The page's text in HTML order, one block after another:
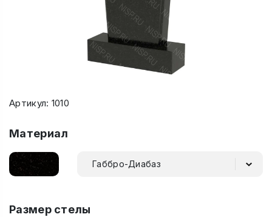
Артикул: 1010
Материал
Габбро-Диабаз
Размер стелы